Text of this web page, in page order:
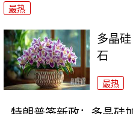
最热
多晶
石
最热